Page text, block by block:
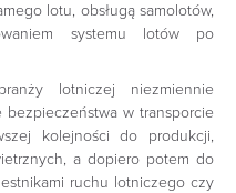
lotu, obsługą samolotów,
systemu lotów po
lotniczej niezmiennie
w transporcie
kolejności do produkcji,
a dopiero potem do
ruchu lotniczego czy